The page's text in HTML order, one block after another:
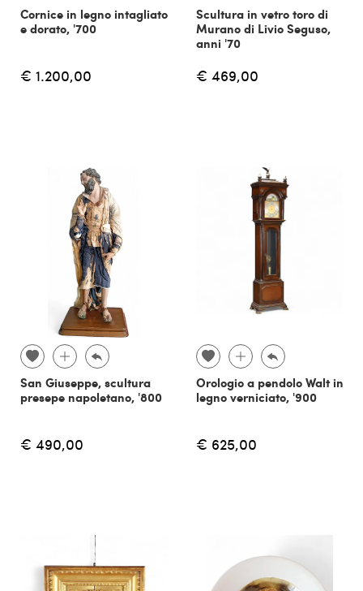
Cornice in legno intagliato
e dorato, '700
€ 1.200,00
Scultura in vetro toro di
Murano di Livio Seguso,
anni '70
€ 469,00
San Giuseppe, scultura
presepe napoletano, '800
€ 490,00
Orologio a pendolo Walt in
legno verniciato, '900
€ 625,00